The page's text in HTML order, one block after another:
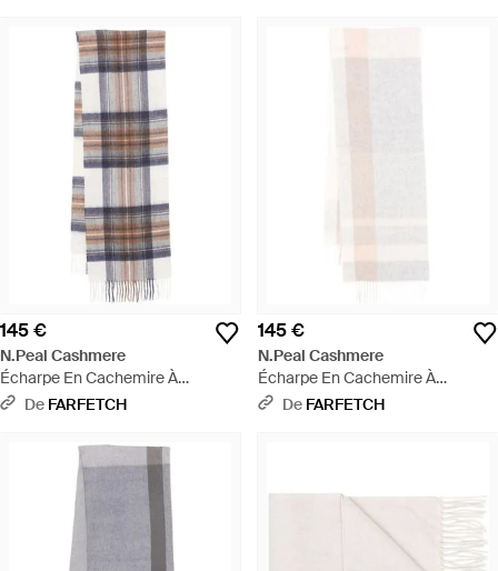
145 €
N.Peal Cashmere
Écharpe En Cachemire À
Carreaux - Blanc
De FARFETCH
145 €
N.Peal Cashmere
Écharpe En Cachemire À
Carreaux - Blanc
De FARFETCH